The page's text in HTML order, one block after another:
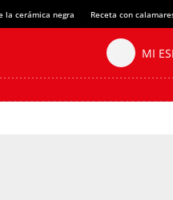
la cerámica negra Receta con